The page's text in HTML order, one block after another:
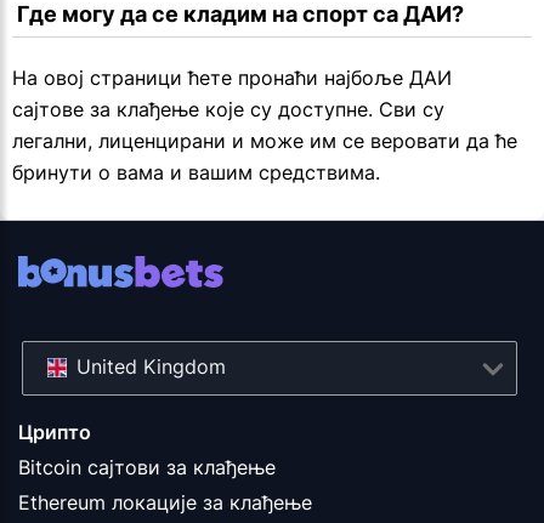
Где могу да се кладим на спорт са ДАИ?
На овој страници ћете пронаћи најбоље ДАИ
сајтове за клађење које су доступне. Сви су
легални, лиценцирани и може им се веровати да ће
бринути о вама и вашим средствима.
Црипто
Bitcoin сајтови за клађење
Ethereum локације за клађење
United Kingdom